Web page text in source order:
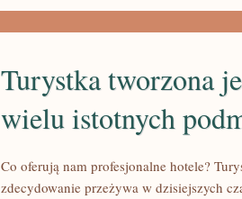
Turystka tworzona
wielu istotnych
Co oferują nam profesjonalne hotele?
zdecydowanie przeżywa w dzisiejszych